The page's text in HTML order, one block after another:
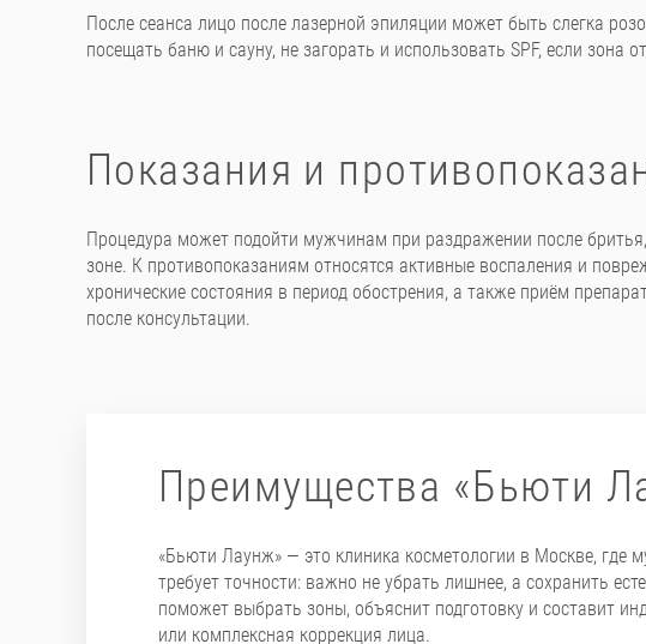
После сеанса лицо после лазерной эпиляции может быть слегка
посещать баню и сауну, не загорать и использовать SPF, если зона
Показания и
Процедура может подойти мужчинам при раздражении после
зоне. К противопоказаниям относятся активные воспаления и
хронические состояния в период обострения, а также приём
после консультации.
Преимущества «Бьюти
«Бьюти Лаунж» — это клиника косметологии в Москве,
требует точности: важно не убрать лишнее, а сохранить
поможет выбрать зоны, объяснит подготовку и составит
или комплексная коррекция лица.